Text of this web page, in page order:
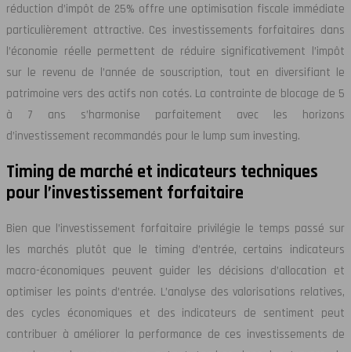
réduction d’impôt de 25% offre une optimisation fiscale immédiate
particulièrement attractive. Ces investissements forfaitaires dans
l’économie réelle permettent de réduire significativement l’impôt
sur le revenu de l’année de souscription, tout en diversifiant le
patrimoine vers des actifs non cotés. La contrainte de blocage de 5
à 7 ans s’harmonise parfaitement avec les horizons
d’investissement recommandés pour le lump sum investing.
Timing de marché et indicateurs techniques
pour l’investissement forfaitaire
Bien que l’investissement forfaitaire privilégie le temps passé sur
les marchés plutôt que le timing d’entrée, certains indicateurs
macro-économiques peuvent guider les décisions d’allocation et
optimiser les points d’entrée. L’analyse des valorisations relatives,
des cycles économiques et des indicateurs de sentiment peut
contribuer à améliorer la performance de ces investissements de